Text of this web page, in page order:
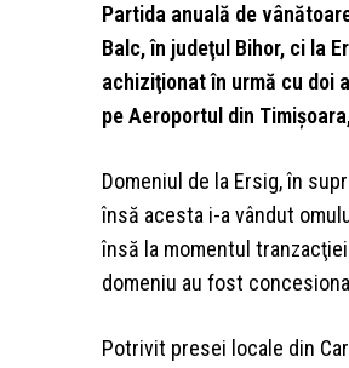
Partida anuală de
Balc, în judeţul Bihor, ci la
achiziţionat în urmă cu doi
pe Aeroportul din
Domeniul de la Ersig, în
însă acesta i-a vândut
însă la momentul
domeniu au fost
Potrivit presei locale din